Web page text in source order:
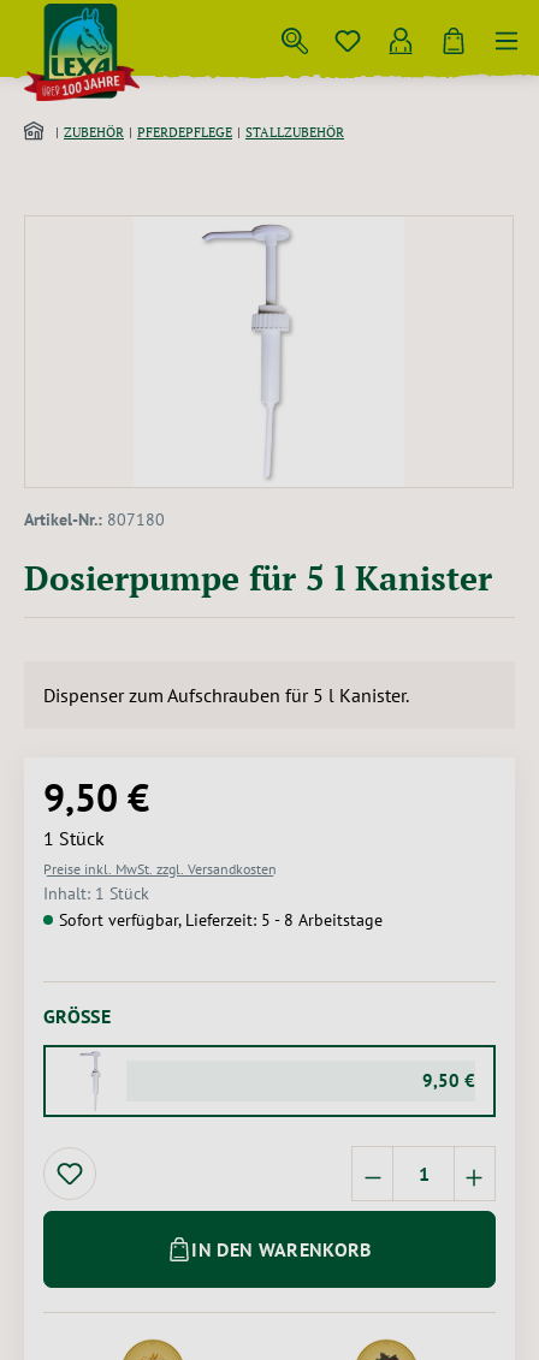
Zum Hauptinhalt springen
ZUBEHÖR PFERDEPFLEGE STALLZUBEHÖR
Bildergalerie überspringen
Artikel-Nr.: 807180
Dosierpumpe für 5 l Kanister
Dispenser zum Aufschrauben für 5 l Kanister.
Regulärer Preis:
9,50 €
1 Stück
Preise inkl. MwSt. zzgl. Versandkosten
Inhalt: 1 Stück
Sofort verfügbar, Lieferzeit: 5 - 8 Arbeitstage
GRÖSSE AUSWÄHLEN
1 Stück
9,50 €
Produkt
IN DEN WARENKORB